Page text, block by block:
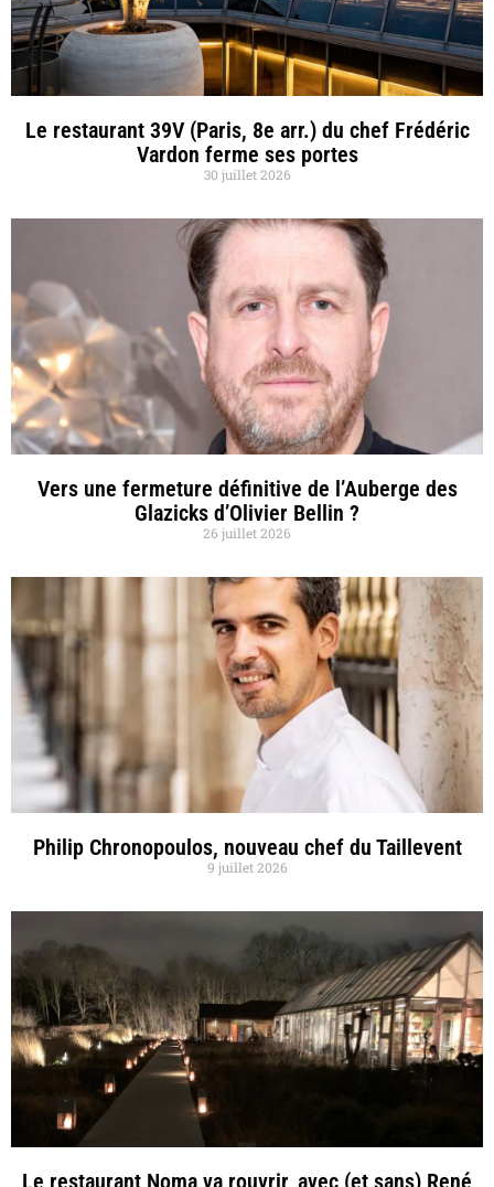
Le restaurant 39V (Paris, 8e arr.) du chef Frédéric
Vardon ferme ses portes
30 juillet 2026
Vers une fermeture définitive de l’Auberge des
Glazicks d’Olivier Bellin ?
26 juillet 2026
Philip Chronopoulos, nouveau chef du Taillevent
9 juillet 2026
Le restaurant Noma va rouvrir, avec (et sans) René